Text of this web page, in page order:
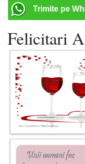
Trimite pe
Felicitari